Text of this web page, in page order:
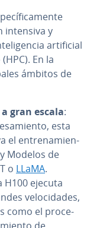
intensiva y
ar­ti­fi­cial
En la
ámbitos de
gran escala:
esta
el en­tre­na­mie­n­
Modelos de
o LLaMA.
H100 ejecuta
ve­lo­ci­da­des,
como el pro­ce­